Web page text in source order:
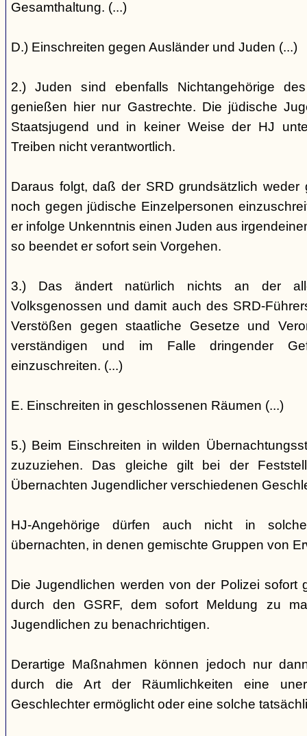
Gesamthaltung. (...)
D.) Einschreiten gegen Ausländer und Juden (...)
2.) Juden sind ebenfalls Nichtangehörige
genießen hier nur Gastrechte. Die jüdische
Staatsjugend und in keiner Weise der HJ
Treiben nicht verantwortlich.
Daraus folgt, daß der SRD grundsätzlich weder
noch gegen jüdische Einzelpersonen
er infolge Unkenntnis einen Juden aus
so beendet er sofort sein Vorgehen.
3.) Das ändert natürlich nichts an der
Volksgenossen und damit auch des SRD-
Verstößen gegen staatliche Gesetze und
verständigen und im Falle dringender
einzuschreiten. (...)
E. Einschreiten in geschlossenen Räumen (...)
5.) Beim Einschreiten in wilden
zuzuziehen. Das gleiche gilt bei der
Übernachten Jugendlicher verschiedenen
HJ-Angehörige dürfen auch nicht in
übernachten, in denen gemischte Gruppen von
Die Jugendlichen werden von der Polizei sofort
durch den GSRF, dem sofort Meldung zu
Jugendlichen zu benachrichtigen.
Derartige Maßnahmen können jedoch nur
durch die Art der Räumlichkeiten eine
Geschlechter ermöglicht oder eine solche